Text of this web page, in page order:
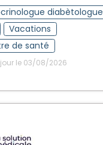
diabètologue
Vacations
de santé
le 03/08/2026